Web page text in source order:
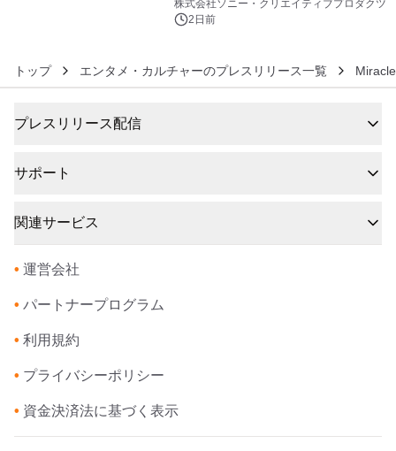
ボグッズも発売決定！
株式会社ソニー・クリエイティブプロダクツ
2日前
トップ エンタメ・カルチャーのプレスリリース一覧
プレスリリース配信
サポート
関連サービス
• 運営会社
• パートナープログラム
• 利用規約
• プライバシーポリシー
• 資金決済法に基づく表示